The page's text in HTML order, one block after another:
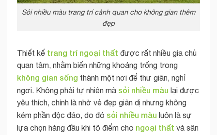
Sỏi nhiều màu trang trí cảnh quan cho không gian thêm
đẹp
Thiết kế trang trí ngoại thất được rất nhiều gia chủ
quan tâm, nhằm biến những khoảng trống trong
không gian sống thành một nơi để thư giãn, nghỉ
ngơi. Không phải tự nhiên mà sỏi nhiều màu lại được
yêu thích, chính là nhờ vẻ đẹp giản dị nhưng không
kém phần độc đáo, do đó sỏi nhiều màu luôn là sự
lựa chọn hàng đầu khi tô điểm cho ngoại thất và sân